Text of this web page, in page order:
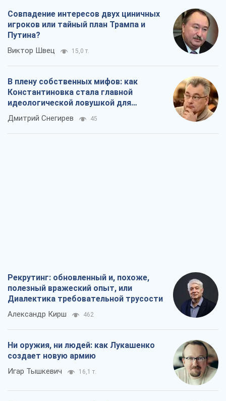
Совпадение интересов двух циничных
игроков или тайный план Трампа и
Путина?
Виктор Швец 15,0 т.
В плену собственных мифов: как
Константиновка стала главной
идеологической ловушкой для
российских оккупантов
Дмитрий Снегирев 45
Рекрутинг: обновленный и, похоже,
полезный вражеский опыт, или
Диалектика требовательной трусости
Александр Кирш 462
Ни оружия, ни людей: как Лукашенко
создает новую армию
Игар Тышкевич 16,1 т.